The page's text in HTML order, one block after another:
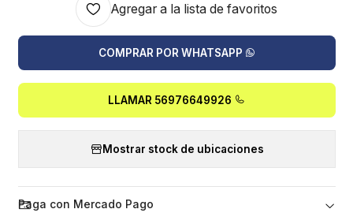
Agregar a la lista de favoritos
COMPRAR POR WHATSAPP
LLAMAR 56976649926
Mostrar stock de ubicaciones
Paga con Mercado Pago